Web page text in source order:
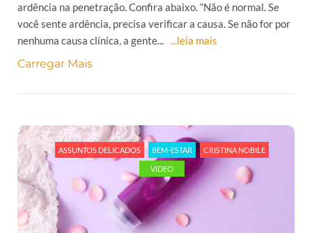
ardência na penetração. Confira abaixo. “Não é normal. Se
você sente ardência, precisa verificar a causa. Se não for por
nenhuma causa clínica, a gente... ...leia mais
Carregar Mais
ASSUNTOS DELICADOS BEM-ESTAR CRISTINA NOBILE
VIDEO